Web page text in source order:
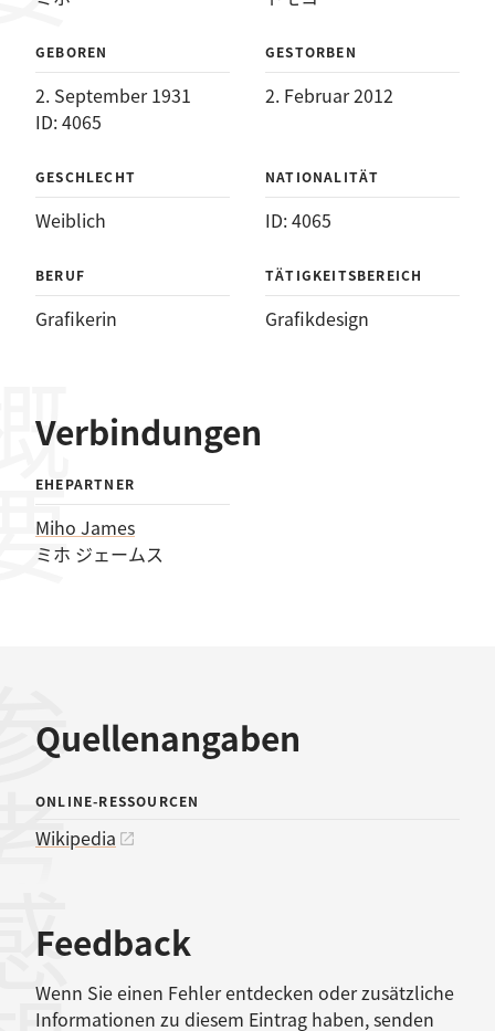
GEBOREN
2. September 1931
ID: 4065
GESTORBEN
2. Februar 2012
GESCHLECHT
Weiblich
NATIONALITÄT
ID: 4065
BERUF
Grafikerin
TÄTIGKEITSBEREICH
Grafikdesign
Verbindungen
EHEPARTNER
Miho James
ミホ ジェームス
Quellenangaben
献
ONLINE-RESSOURCEN
Wikipedia
Feedback
Wenn Sie einen Fehler entdecken oder zusätzliche
Informationen zu diesem Eintrag haben, senden